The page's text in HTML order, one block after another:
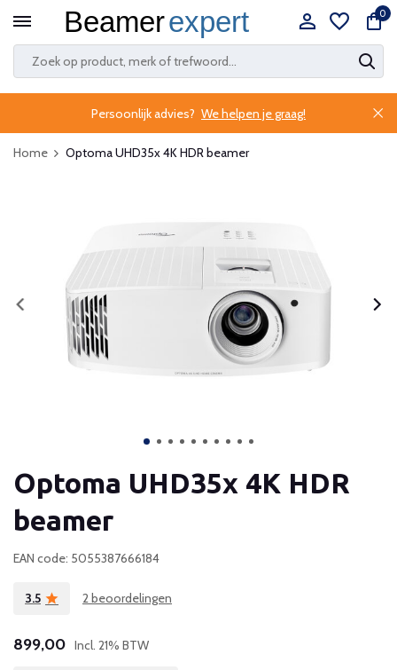
0
Persoonlijk advies? We helpen je graag!
Home Optoma UHD35x 4K HDR beamer
Optoma UHD35x 4K HDR
beamer
EAN code: 5055387666184
3.5 2 beoordelingen
899,00 Incl. 21% BTW